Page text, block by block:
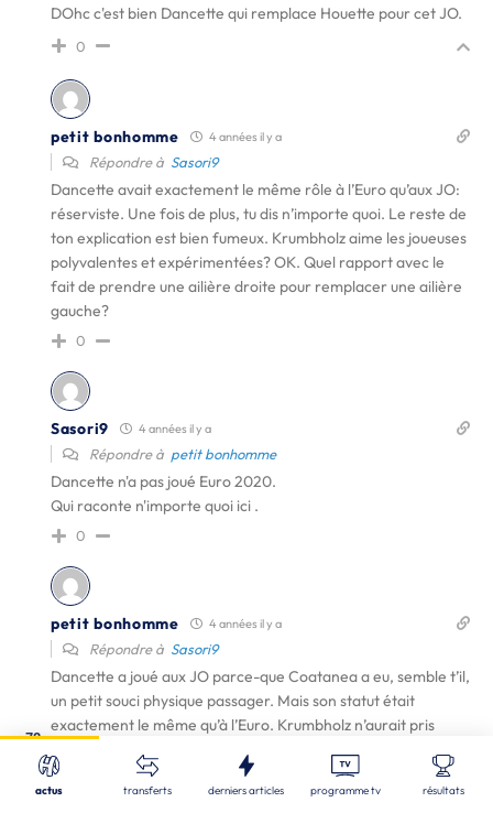
Recherche
Fermer
DOhc c'est bien Dancette qui remplace Houette pour cet JO.
0
petit bonhomme 4 années il y a
Répondre à Sasori9
Dancette avait exactement le même rôle à l’Euro qu’aux JO:
réserviste. Une fois de plus, tu dis n’importe quoi. Le reste de
ton explication est bien fumeux. Krumbholz aime les joueuses
polyvalentes et expérimentées? OK. Quel rapport avec le
fait de prendre une ailière droite pour remplacer une ailière
gauche?
0
Sasori9 4 années il y a
Répondre à petit bonhomme
Dancette n'a pas joué Euro 2020.
Qui raconte n'importe quoi ici .
0
petit bonhomme 4 années il y a
Répondre à Sasori9
Dancette a joué aux JO parce-que Coatanea a eu, semble t’il,
un petit souci physique passager. Mais son statut était
exactement le même qu’à l’Euro. Krumbholz n’aurait pris
plus la route. Là, tu vas chercher une explication farfelue
alors que la réalité est simple: Houette est victime de la
actus transferts derniers articles programme tv résultats
Nos derniers articles
EURO (U18) | 10/08/2026
72